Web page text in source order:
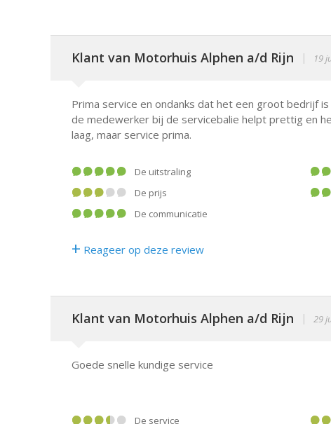
Klant van Motorhuis Alphen a/d Rijn | 19
Prima service en ondanks dat het een groot bedrijf
de medewerker bij de servicebalie helpt prettig en
laag, maar service prima.
De uitstraling
De prijs
De communicatie
+ Reageer op deze review
Klant van Motorhuis Alphen a/d Rijn | 29
Goede snelle kundige service
De service